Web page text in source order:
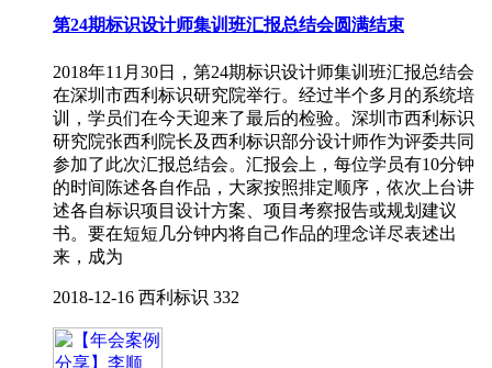
第24期标识设计师集训班汇报总结会圆满结束
2018年11月30日，第24期标识设计师集训班汇报总结会
在深圳市西利标识研究院举行。经过半个多月的系统培
训，学员们在今天迎来了最后的检验。深圳市西利标识
研究院张西利院长及西利标识部分设计师作为评委共同
参加了此次汇报总结会。汇报会上，每位学员有10分钟
的时间陈述各自作品，大家按照排定顺序，依次上台讲
述各自标识项目设计方案、项目考察报告或规划建议
书。要在短短几分钟内将自己作品的理念详尽表述出
来，成为
2018-12-16 西利标识 332